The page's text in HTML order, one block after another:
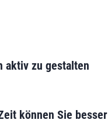
aktiv zu gestalten
können Sie besser